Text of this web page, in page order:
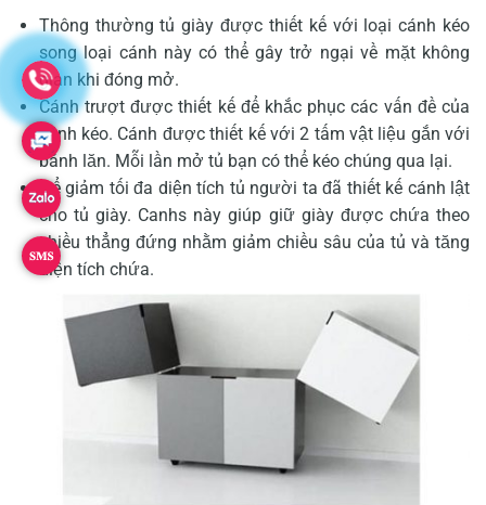
Thông thường tủ giày được thiết kế với loại cánh kéo
song loại cánh này có thể gây trở ngại về mặt không
gian khi đóng mở.
Cánh trượt được thiết kế để khắc phục các vấn đề của
cánh kéo. Cánh được thiết kế với 2 tấm vật liệu gắn với
bánh lăn. Mỗi lần mở tủ bạn có thể kéo chúng qua lại.
Để giảm tối đa diện tích tủ người ta đã thiết kế cánh lật
cho tủ giày. Canhs này giúp giữ giày được chứa theo
chiều thẳng đứng nhằm giảm chiều sâu của tủ và tăng
diện tích chứa.